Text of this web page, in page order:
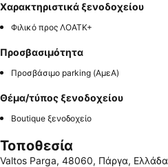
Χαρακτηριστικά ξενοδοχείου
Φιλικό προς ΛΟΑΤΚ+
Προσβασιμότητα
Προσβάσιμο parking (ΑμεΑ)
Θέμα/τύπος ξενοδοχείου
Boutique ξενοδοχείο
Τοποθεσία
Valtos Parga, 48060, Πάργα, Ελλάδα